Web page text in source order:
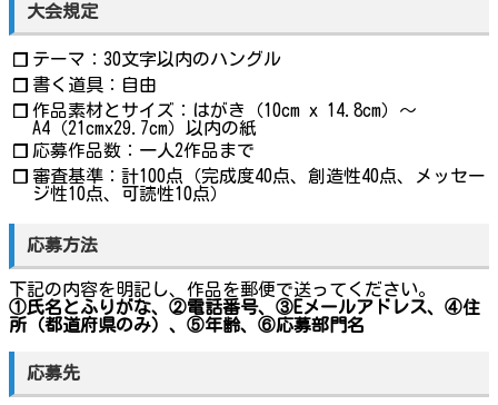
大会規定
❐ テーマ：30文字以内のハングル
❐ 書く道具：自由
❐ 作品素材とサイズ：はがき（10cm x 14.8cm）～
A4（21cmx29.7cm）以内の紙
❐ 応募作品数：一人2作品まで
❐ 審査基準：計100点（完成度40点、創造性40点、メッセー
ジ性10点、可読性10点）
応募方法
下記の内容を明記し、作品を郵便で送ってください。
①氏名とふりがな、②電話番号、③Eメールアドレス、④住
所（都道府県のみ）、⑤年齢、⑥応募部門名
応募先